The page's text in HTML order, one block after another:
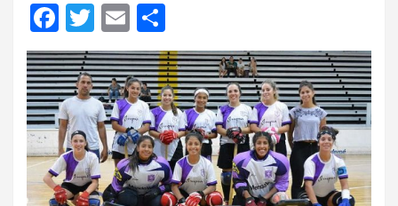
F
a
ce
b
o
o
k
T
wi
tt
er
E
m
ail
o
m
p
ar
tir